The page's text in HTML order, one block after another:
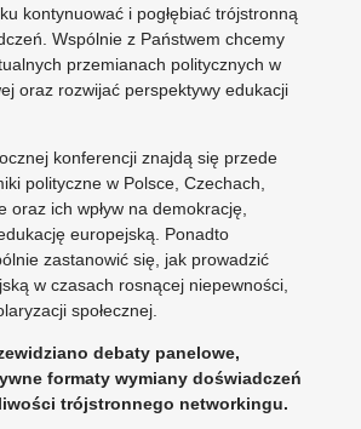
kontynuować i pogłębiać trójstronną
Wspólnie z Państwem chcemy
przemianach politycznych w
oraz rozwijać perspektywy edukacji
konferencji znajdą się przede
polityczne w Polsce, Czechach,
oraz ich wpływ na demokrację,
europejską. Ponadto
zastanowić się, jak prowadzić
w czasach rosnącej niepewności,
społecznej.
debaty panelowe,
formaty wymiany doświadczeń
trójstronnego networkingu.